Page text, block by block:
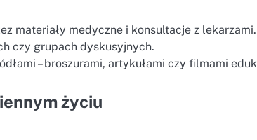
materiały medyczne i konsultacje z lekarzami.
czy grupach dyskusyjnych.
– broszurami, artykułami czy filmami
życiu